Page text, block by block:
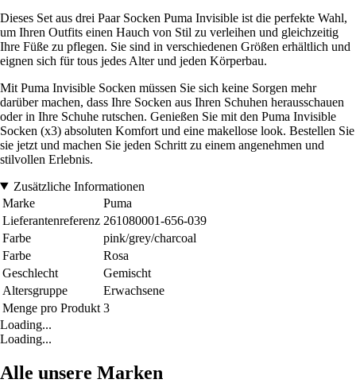
Dieses Set aus drei Paar Socken Puma Invisible ist die perfekte Wahl,
um Ihren Outfits einen Hauch von Stil zu verleihen und gleichzeitig
Ihre Füße zu pflegen. Sie sind in verschiedenen Größen erhältlich und
eignen sich für tous jedes Alter und jeden Körperbau.
Mit Puma Invisible Socken müssen Sie sich keine Sorgen mehr
darüber machen, dass Ihre Socken aus Ihren Schuhen herausschauen
oder in Ihre Schuhe rutschen. Genießen Sie mit den Puma Invisible
Socken (x3) absoluten Komfort und eine makellose look. Bestellen Sie
sie jetzt und machen Sie jeden Schritt zu einem angenehmen und
stilvollen Erlebnis.
Zusätzliche Informationen
Marke
Puma
Lieferantenreferenz 261080001-656-039
Farbe
pink/grey/charcoal
Farbe
Rosa
Geschlecht
Gemischt
Altersgruppe
Erwachsene
Menge pro Produkt 3
Loading...
Loading...
Alle unsere Marken